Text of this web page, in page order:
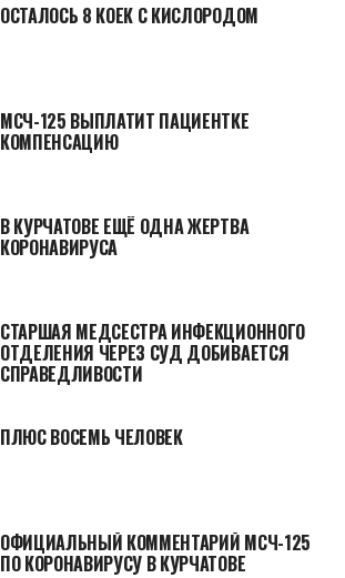
ОСТАЛОСЬ 8 КОЕК С КИСЛОРОДОМ
МСЧ-125 ВЫПЛАТИТ ПАЦИЕНТКЕ
КОМПЕНСАЦИЮ
В КУРЧАТОВЕ ЕЩЁ ОДНА ЖЕРТВА
КОРОНАВИРУСА
СТАРШАЯ МЕДСЕСТРА ИНФЕКЦИОННОГО
ОТДЕЛЕНИЯ ЧЕРЕЗ СУД ДОБИВАЕТСЯ
СПРАВЕДЛИВОСТИ
ПЛЮС ВОСЕМЬ ЧЕЛОВЕК
ОФИЦИАЛЬНЫЙ КОММЕНТАРИЙ МСЧ-125
ПО КОРОНАВИРУСУ В КУРЧАТОВЕ